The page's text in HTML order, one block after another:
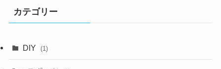
ブ
カテゴリー
DIY (1)